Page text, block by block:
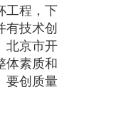
工程，下
有技术创
北京市开
体素质和
要创质量